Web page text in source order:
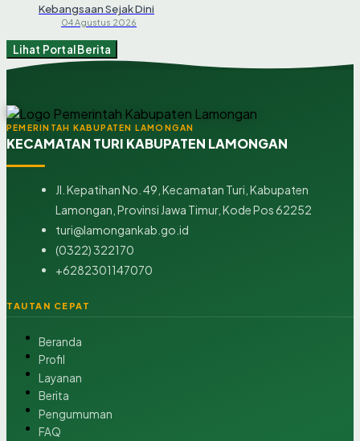
Kebangsaan Sejak Dini
04 Agustus 2026
Lihat Portal Berita
PEMERINTAH KABUPATEN LAMONGAN
KECAMATAN TURI KABUPATEN LAMONGAN
Jl. Kepatihan No. 49, Kecamatan Turi, Kabupaten
Lamongan, Provinsi Jawa Timur, Kode Pos 62252
turi@lamongankab.go.id
(0322) 322170
+6282301147070
TAUTAN CEPAT
Beranda
Profil
Layanan
Berita
Pengumuman
FAQ